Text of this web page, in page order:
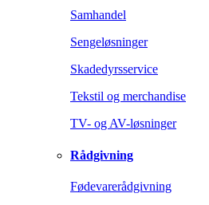
Samhandel
Sengeløsninger
Skadedyrsservice
Tekstil og merchandise
TV- og AV-løsninger
Rådgivning
Fødevarerådgivning